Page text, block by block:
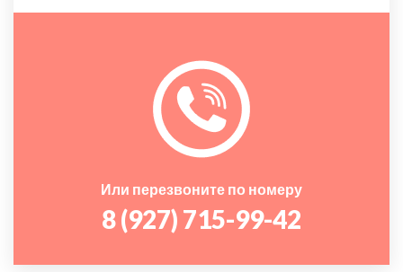
Или перезвоните по номеру
8 (927) 715-99-42